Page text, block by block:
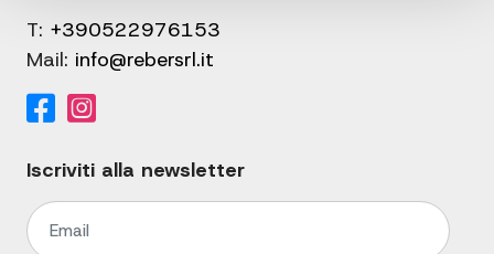
T: +390522976153
Mail: info@rebersrl.it
Iscriviti alla newsletter